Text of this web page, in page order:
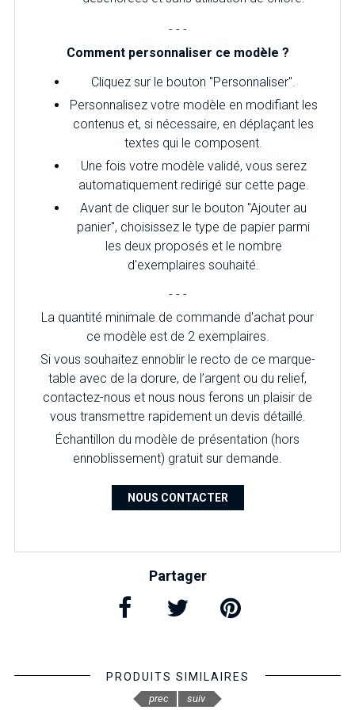
- - -
Comment personnaliser ce modèle ?
Cliquez sur le bouton "Personnaliser".
Personnalisez votre modèle en modifiant les
contenus et, si nécessaire, en déplaçant les
textes qui le composent.
Une fois votre modèle validé, vous serez
automatiquement redirigé sur cette page.
Avant de cliquer sur le bouton "Ajouter au
panier", choisissez le type de papier parmi
les deux proposés et le nombre
d'exemplaires souhaité.
- - -
La quantité minimale de commande d'achat pour
ce modèle est de 2 exemplaires.
Si vous souhaitez ennoblir le recto de ce marque-
table avec de la dorure, de l’argent ou du relief,
contactez-nous et nous nous ferons un plaisir de
vous transmettre rapidement un devis détaillé.
Échantillon du modèle de présentation (hors
ennoblissement) gratuit sur demande.
NOUS CONTACTER
Partager
PRODUITS SIMILAIRES
prec suiv